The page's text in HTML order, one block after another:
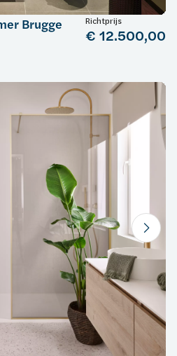
Brugge
Richtprijs
€ 12.500,00